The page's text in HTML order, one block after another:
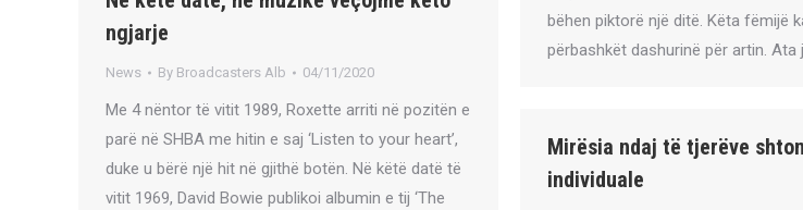
ngjarje
News By Broadcasters Alb 04/11/2020
Me 4 nëntor të vitit 1989, Roxette arriti në pozitën e
parë në SHBA me hitin e saj ‘Listen to your heart’,
duke u bërë një hit në gjithë botën. Në këtë datë të
vitit 1969, David Bowie publikoi albumin e tij ‘The
bëhen piktorë një ditë. Këta fëmijë
përbashkët dashurinë për artin. Ata
Mirësia ndaj të tjerëve
individuale